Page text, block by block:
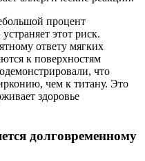
процент
этот риск.
ответу мягких
к поверхностям
что
чем к титану. Это
здоровье
долговременному